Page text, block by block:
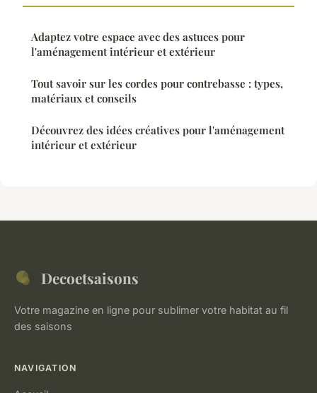
Adaptez votre espace avec des astuces pour
l'aménagement intérieur et extérieur
Tout savoir sur les cordes pour contrebasse : types,
matériaux et conseils
Découvrez des idées créatives pour l'aménagement
intérieur et extérieur
Decoetsaisons
Votre magazine en ligne pour sublimer votre habitat au fil
des saisons
NAVIGATION